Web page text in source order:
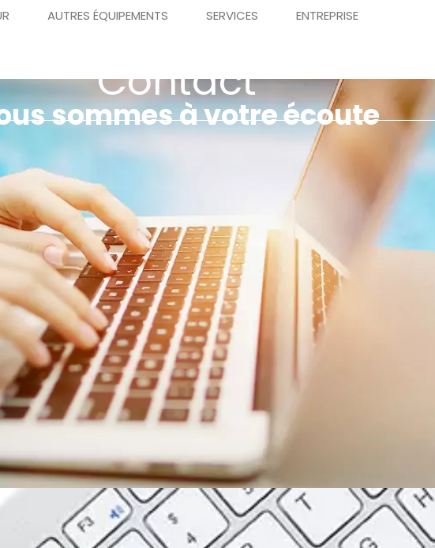
AUTRES ÉQUIPEMENTS SERVICES ENTREPRISE
Contact
sommes à votre écoute